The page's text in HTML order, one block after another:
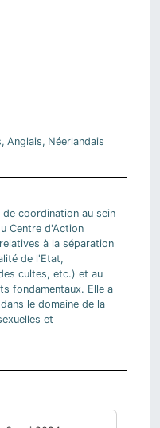
Anglais Néerlandais
coordination au sein
Centre d'Action
à la séparation
de l'Etat,
cultes, etc.) et au
fondamentaux. Elle a
le domaine de la
et